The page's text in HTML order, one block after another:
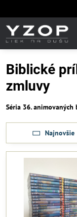
Biblické
zmluvy
Séria 36.
Najnovšie